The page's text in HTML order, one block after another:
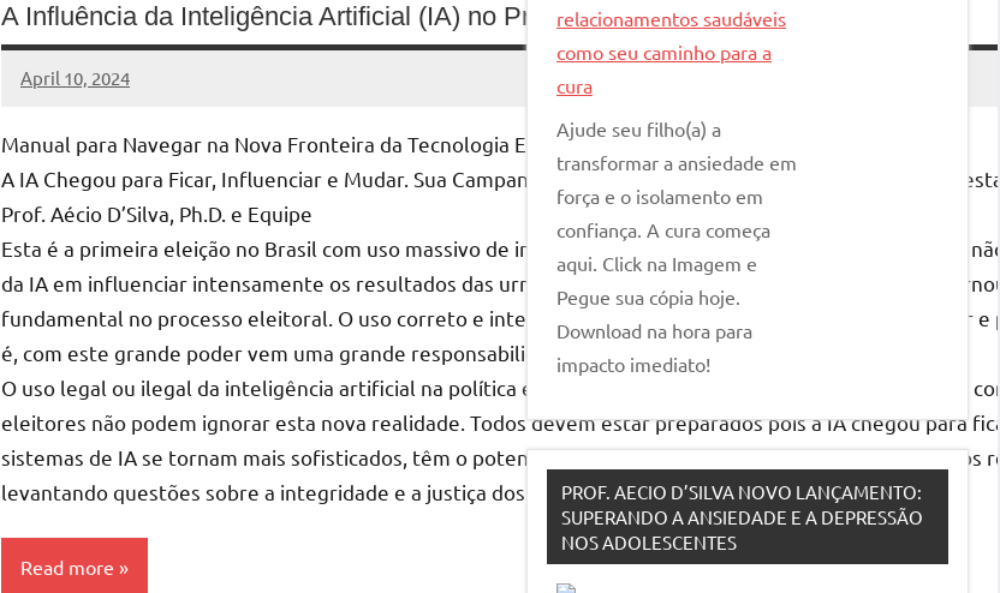
A Influência da Inteligência Artificial (IA) no Processo Eleitoral
April 10, 2024
MyBelo
No
Manual para Navegar na Nova Fronteira da Tecnologia Eleitoral
A IA Chegou para Ficar, Influenciar e Mudar. Sua Campanha está preparada para usar e enfrentar a IA
Prof. Aécio D’Silva, Ph.D. e Equipe
Esta é a primeira eleição no Brasil com uso massivo de inteligência artificial (IA). Candidatos e Eleitores
da IA em influenciar intensamente os resultados das urnas. Numa era em que os dados são reis, a IA
fundamental no processo eleitoral. O uso correto e inteligente de IA pode ser a diferença entre ganhar e
é, com este grande poder vem uma grande responsabilidade.
O uso legal ou ilegal da inteligência artificial na política eleitoral é um tema de crescente importância e
eleitores não podem ignorar esta nova realidade. Todos devem estar preparados pois a IA chegou para
sistemas de IA se tornam mais sofisticados, têm o potencial de influenciar e mudar significativamente os
levantando questões sobre a integridade e a justiça dos processos democráticos.
Read more
Ajude seu filho(a) a
transformar a ansiedade em
força e o isolamento em
confiança. A cura começa
aqui. Click na Imagem e
Pegue sua cópia hoje.
Download na hora para
impacto imediato!
PROF. AECIO D’SILVA NOVO LANÇAMENTO:
SUPERANDO A ANSIEDADE E A DEPRESSÃO
NOS ADOLESCENTES